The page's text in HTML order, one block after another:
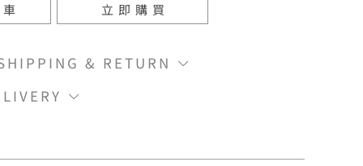
立即購買
& RETURN